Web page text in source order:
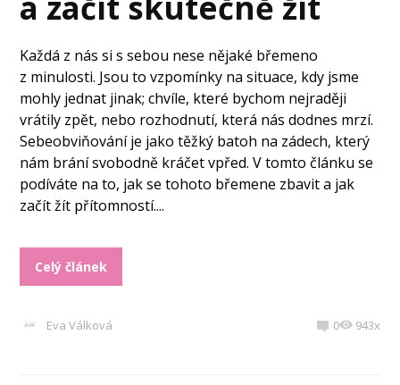
Každá z nás si s sebou nese nějaké břemeno
z minulosti. Jsou to vzpomínky na situace, kdy jsme
mohly jednat jinak; chvíle, které bychom nejraději
vrátily zpět, nebo rozhodnutí, která nás dodnes mrzí.
Sebeobviňování je jako těžký batoh na zádech, který
nám brání svobodně kráčet vpřed. V tomto článku se
podíváte na to, jak se tohoto břemene zbavit a jak
začít žít přítomností....
Celý článek
Eva Válková 0 943x